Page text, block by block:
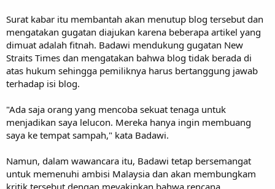
Surat kabar itu membantah akan menutup blog tersebut dan
mengatakan gugatan diajukan karena beberapa artikel yang
dimuat adalah fitnah. Badawi mendukung gugatan New
Straits Times dan mengatakan bahwa blog tidak berada di
atas hukum sehingga pemiliknya harus bertanggung jawab
terhadap isi blog.
"Ada saja orang yang mencoba sekuat tenaga untuk
menjadikan saya lelucon. Mereka hanya ingin membuang
saya ke tempat sampah," kata Badawi.
Namun, dalam wawancara itu, Badawi tetap bersemangat
untuk memenuhi ambisi Malaysia dan akan membungkam
kritik tersebut dengan meyakinkan bahwa rencana